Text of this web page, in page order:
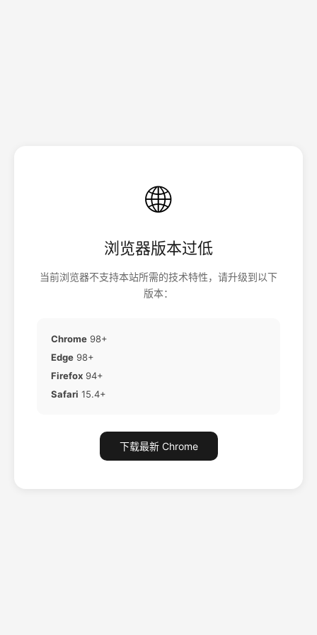
🌐
浏览器版本过低
当前浏览器不支持本站所需的技术特性，请升级到以下
版本：
Chrome 98+
Edge 98+
Firefox 94+
Safari 15.4+
下载最新 Chrome